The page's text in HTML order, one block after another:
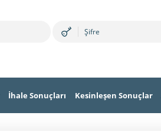
İhale Sonuçları Kesinleşen Sonuçlar